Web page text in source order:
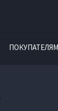
ПОКУПАТЕЛЯМ